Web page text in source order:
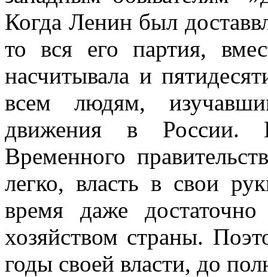
Когда Ленин был
то вся его партия,
насчитывала и
всем людям,
движения в России.
Временного
легко, власть в свои
время даже
хозяйством страны.
годы своей власти, до